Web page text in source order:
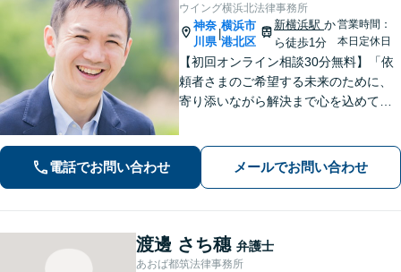
ウイング横浜北法律事務所
神奈
川県
横浜市
港北区
新横浜駅か
ら徒歩1分
営業時間：
本日定休日
【初回オンライン相談30分無料】「依
頼者さまのご希望する未来のために、
寄り添いながら解決まで心を込めて対
停など離婚問題／相続・遺言も対応
【新横浜1分】
電話でお問い合わせ メールでお問い合わせ
渡邊 さち穗 弁護士
あおば都筑法律事務所